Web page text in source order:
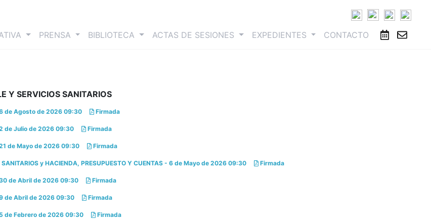
PRENSA BIBLIOTECA ACTAS DE SESIONES EXPEDIENTES CONTACTO
Y SERVICIOS SANITARIOS
6 de Agosto de 2026 09:30 Firmada
2 de Julio de 2026 09:30 Firmada
21 de Mayo de 2026 09:30 Firmada
SANITARIOS y HACIENDA, PRESUPUESTO Y CUENTAS - 6 de Mayo de 2026 09:30 Firmada
30 de Abril de 2026 09:30 Firmada
9 de Abril de 2026 09:30 Firmada
5 de Febrero de 2026 09:30 Firmada